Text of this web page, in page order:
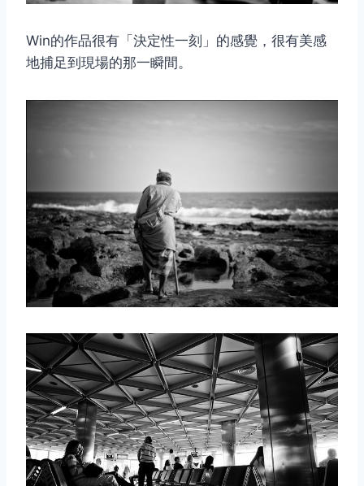
Win的作品很有「決定性一刻」的感覺，很有美感
地捕足到現場的那一瞬間。